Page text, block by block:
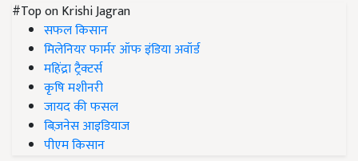
#Top on Krishi Jagran
सफल किसान
मिलेनियर फार्मर ऑफ इंडिया अवॉर्ड
महिंद्रा ट्रैक्टर्स
कृषि मशीनरी
जायद की फसल
बिज़नेस आइडियाज
पीएम किसान